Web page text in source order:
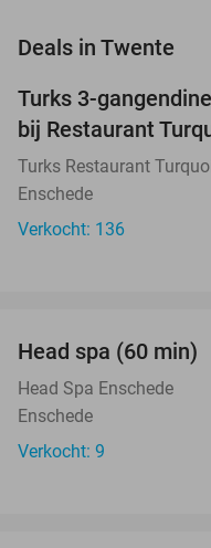
Deals in Twente
TODAY
Turks 3-
bij Restaurant
Turks Restaurant
Enschede
Verkocht: 136
TODAY
Head spa (60 min)
Head Spa Enschede
Enschede
Verkocht: 9